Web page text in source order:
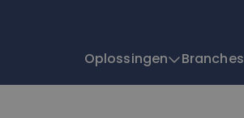
Oplossingen Branches